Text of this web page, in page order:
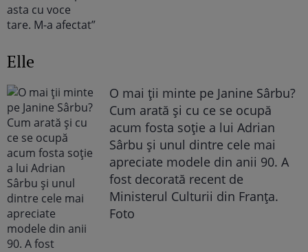
Elle
O mai ții minte pe Janine Sârbu?
Cum arată și cu ce se ocupă
acum fosta soție a lui Adrian
Sârbu și unul dintre cele mai
apreciate modele din anii 90. A
fost decorată recent de
Ministerul Culturii din Franța.
Foto